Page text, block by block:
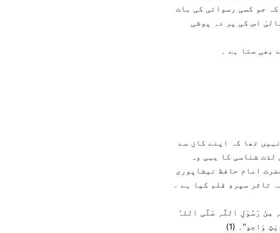
جو کسی رسوائی کی بات
اس کی پر دہ پوشی
سنا ہے ۔
تھا کہ اپنے کان سے
شناسی کا یہی وہ
امام حافظ نیشاپوری
تاثر سپردِ قلم کیا ہے ۔
مِنْ رَسُوْلِ اللَّہِ صَلَّی اللہُ
(1)